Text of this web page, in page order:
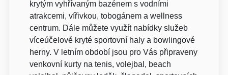
krytým vyhřívaným bazénem s vodními
atrakcemi, vířivkou, tobogánem a wellness
centrum. Dále můžete využít nabídky služeb
víceúčelové kryté sportovní haly a bowlingové
herny. V letním období jsou pro Vás připraveny
venkovní kurty na tenis, volejbal, beach